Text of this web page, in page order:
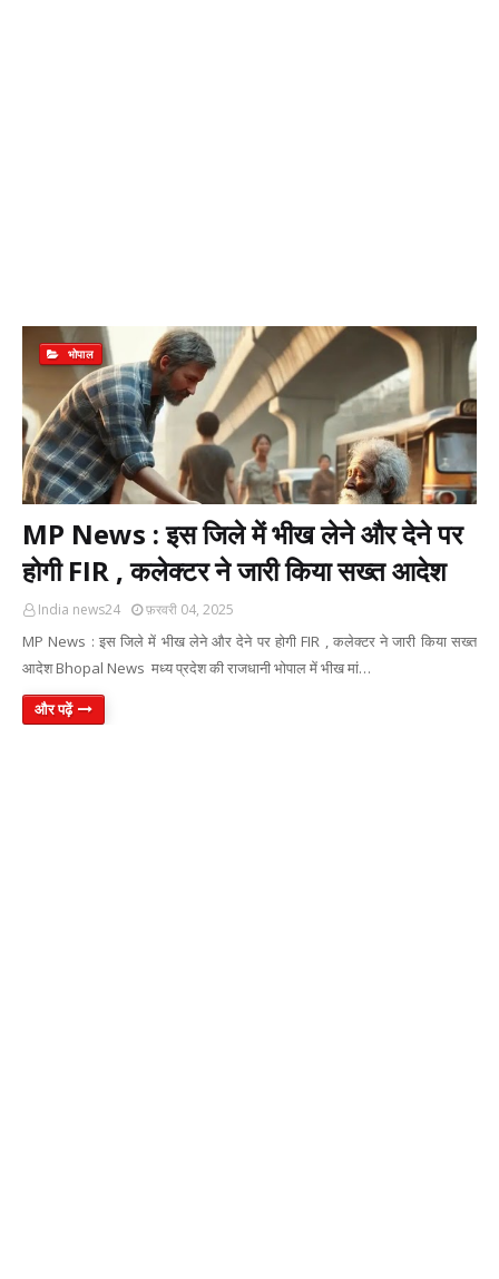
भोपाल
MP News : इस जिले में भीख लेने और देने पर
होगी FIR , कलेक्टर ने जारी किया सख्त आदेश
India news24 फ़रवरी 04, 2025
MP News : इस जिले में भीख लेने और देने पर होगी FIR , कलेक्टर ने जारी किया सख्त
आदेश Bhopal News मध्य प्रदेश की राजधानी भोपाल में भीख मां…
और पढ़ें